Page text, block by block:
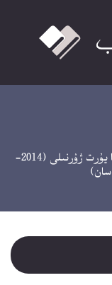
/ ئانا يۇرت ژۇرنىلى (2014-